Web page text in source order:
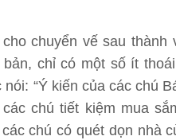
chuyển vế sau thành
chỉ có một số ít
“Ý kiến của các chú
chú tiết kiệm mua
chú có quét dọn nhà